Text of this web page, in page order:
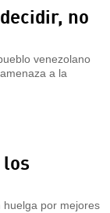
no
venezolano
a la
los
huelga por mejores